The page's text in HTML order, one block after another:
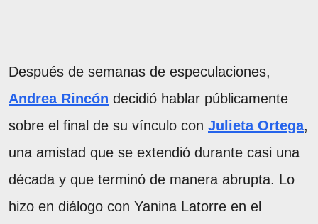
Después de semanas de especulaciones,
Andrea Rincón decidió hablar públicamente
sobre el final de su vínculo con Julieta Ortega,
una amistad que se extendió durante casi una
década y que terminó de manera abrupta. Lo
hizo en diálogo con Yanina Latorre en el